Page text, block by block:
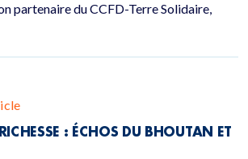
partenaire du CCFD-Terre Solidaire,
: ÉCHOS DU BHOUTAN ET